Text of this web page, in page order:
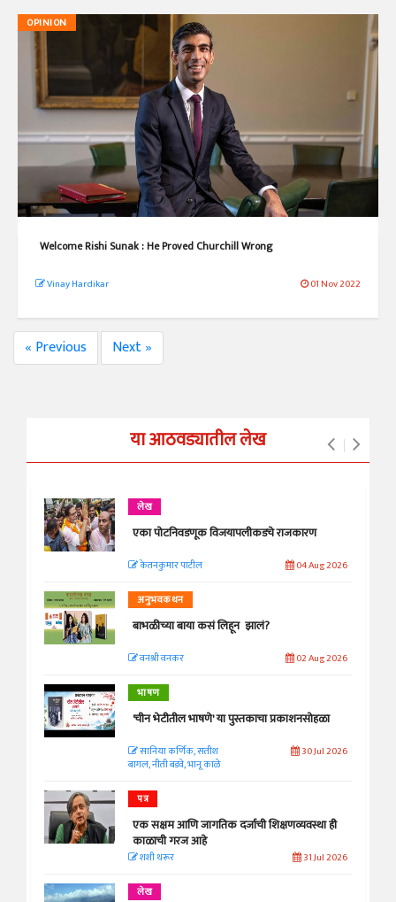
OPINION
Welcome Rishi Sunak : He Proved Churchill Wrong
Vinay Hardikar 01 Nov 2022
« Previous Next »
या आठवड्यातील लेख
लेख
एका पोटनिवडणूक विजयापलीकडचे राजकारण
केतनकुमार पाटील 04 Aug 2026
अनुभवकथन
बाभळीच्या बाया कसं लिहून झालं?
वनश्री वनकर 02 Aug 2026
भाषण
'चीन भेटीतील भाषणे' या पुस्तकाचा प्रकाशनसोहळा
सानिया कर्णिक, सतीश
बागल, नीती बडवे, भानू काळे
30 Jul 2026
पत्र
एक सक्षम आणि जागतिक दर्जाची शिक्षणव्यवस्था ही
काळाची गरज आहे
शशी थरूर 31 Jul 2026
लेख